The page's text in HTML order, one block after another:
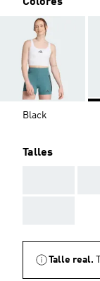
Black
Talles
Talle real.